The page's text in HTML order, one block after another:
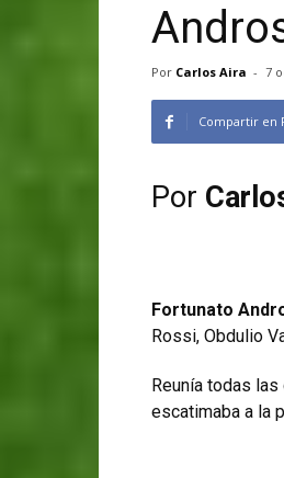
Por Carlos Aira - 7
Compartir en
Por
Fortunato
Rossi, Obdulio
Reunía todas
escatimaba a la